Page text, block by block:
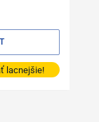
lacnejšie!